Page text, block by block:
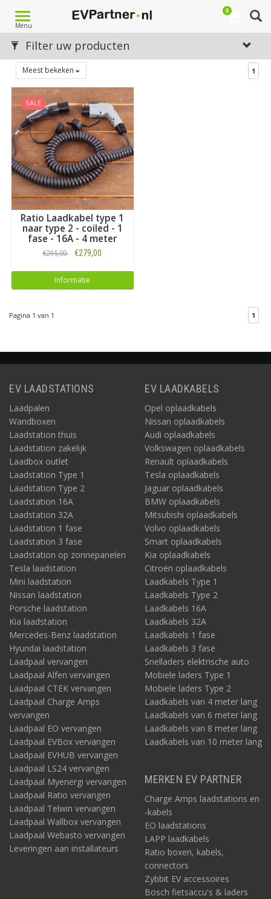
Toggle
navigation
Menu
0
Filter uw producten
Meest bekeken 1
SALE
Ratio Laadkabel type 1
naar type 2 - coiled - 1
fase - 16A - 4 meter
€295,00 €279,00
Informatie
Pagina 1 van 1 1
EV LAADSTATIONS
Laadpalen
Wandboxen
Laadstation thuis
Laadstation zakelijk
Laadbox outlet
Laadstation Type 1
Laadstation Type 2
Laadstation 16A
Laadstation 32A
Laadstation 1 fase
Laadstation 3 fase
Laadstation op zonnepanelen
Tesla laadstation
Mini laadstation
Nissan laadstation
Porsche laadstation
Kia laadstation
Mercedes-Benz laadstation
Hyundai laadstation
Laadpaal vervangen
Laadpaal Alfen vervangen
Laadpaal CTEK vervangen
Laadpaal Charge Amps
vervangen
Laadpaal EO vervangen
Laadpaal EVBox vervangen
Laadpaal EVHUB vervangen
Laadpaal LS24 vervangen
Laadpaal Myenergi vervangen
Laadpaal Ratio vervangen
Laadpaal Telwin vervangen
Laadpaal Wallbox vervangen
Laadpaal Webasto vervangen
Leveringen aan installateurs
EV LAADKABELS
Opel oplaadkabels
Nissan oplaadkabels
Audi oplaadkabels
Volkswagen oplaadkabels
Renault oplaadkabels
Tesla oplaadkabels
Jaguar oplaadkabels
BMW oplaadkabels
Mitsubishi oplaadkabels
Volvo oplaadkabels
Smart oplaadkabels
Kia oplaadkabels
Citroën oplaadkabels
Laadkabels Type 1
Laadkabels Type 2
Laadkabels 16A
Laadkabels 32A
Laadkabels 1 fase
Laadkabels 3 fase
Snelladers elektrische auto
Mobiele laders Type 1
Mobiele laders Type 2
Laadkabels van 4 meter lang
Laadkabels van 6 meter lang
Laadkabels van 8 meter lang
Laadkabels van 10 meter lang
MERKEN EV PARTNER
Charge Amps laadstations en
-kabels
EO laadstations
LAPP laadkabels
Ratio boxen, kabels,
connectors
Zybbit EV accessoires
Bosch fietsaccu's & laders